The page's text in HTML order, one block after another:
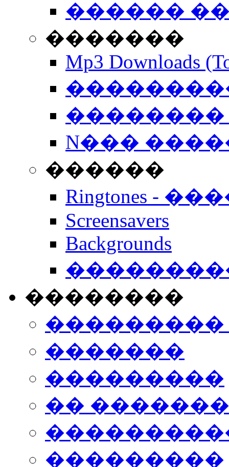
������
�������
Mp3 Downloads
��������
N���
������
Ringtones -
Screensavers
Backgrounds
��������
���������
�������
���������
��
���������